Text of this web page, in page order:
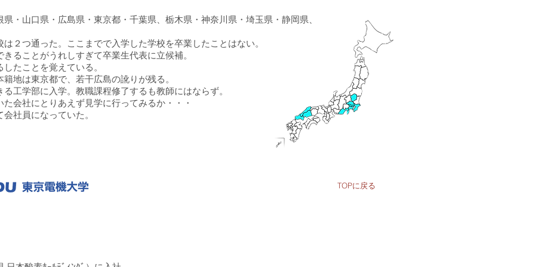
・山口県・広島県・東京都・千葉県、栃木県・神奈川県・埼玉県・静岡県、
２つ通った。ここまでで入学した学校を卒業したことはない。
ることがうれしすぎて卒業生代表に立候補。
たことを覚えている。
地は東京都で、若干広島の訛りが残る。
工学部に入学。教職課程修了するも教師にはならず。
会社にとりあえず見学に行ってみるか・・・
社員になっていた。
TOPに戻る